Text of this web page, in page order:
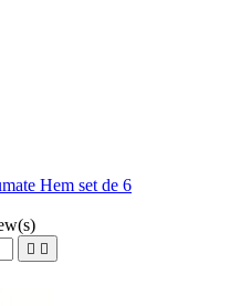
Hem set de 6
 